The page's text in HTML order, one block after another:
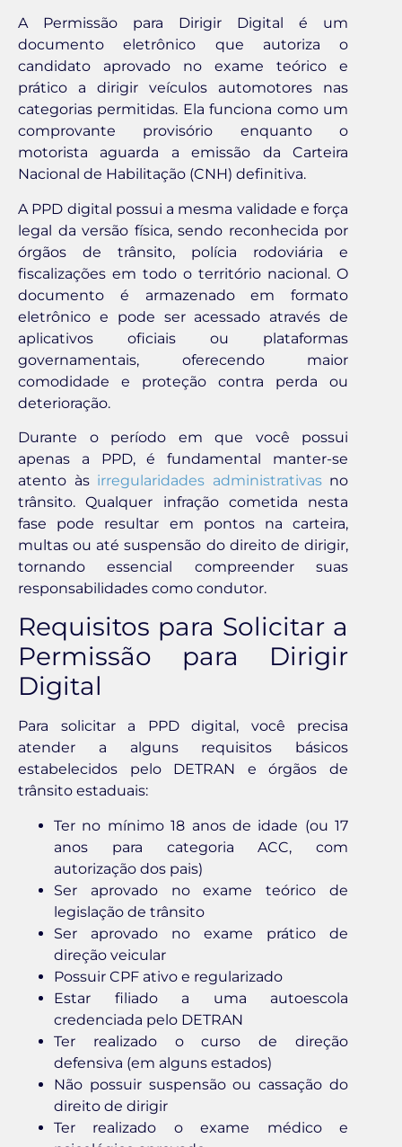
A Permissão para Dirigir Digital é um
documento eletrônico que autoriza o
candidato aprovado no exame teórico e
prático a dirigir veículos automotores nas
categorias permitidas. Ela funciona como um
comprovante provisório enquanto o
motorista aguarda a emissão da Carteira
Nacional de Habilitação (CNH) definitiva.
A PPD digital possui a mesma validade e força
legal da versão física, sendo reconhecida por
órgãos de trânsito, polícia rodoviária e
fiscalizações em todo o território nacional. O
documento é armazenado em formato
eletrônico e pode ser acessado através de
aplicativos oficiais ou plataformas
governamentais, oferecendo maior
comodidade e proteção contra perda ou
deterioração.
Durante o período em que você possui
apenas a PPD, é fundamental manter-se
atento às irregularidades administrativasno
trânsito. Qualquer infração cometida nesta
fase pode resultar em pontos na carteira,
multas ou até suspensão do direito de dirigir,
tornando essencial compreender suas
responsabilidades como condutor.
Requisitos para Solicitar a
Permissão para Dirigir
Digital
Para solicitar a PPD digital, você precisa
atender a alguns requisitos básicos
estabelecidos pelo DETRAN e órgãos de
trânsito estaduais:
Ter no mínimo 18 anos de idade (ou 17
anos para categoria ACC, com
autorização dos pais)
Ser aprovado no exame teórico de
legislação de trânsito
Ser aprovado no exame prático de
direção veicular
Possuir CPF ativo e regularizado
Estar filiado a uma autoescola
credenciada pelo DETRAN
Ter realizado o curso de direção
defensiva (em alguns estados)
Não possuir suspensão ou cassação do
direito de dirigir
Ter realizado o exame médico e